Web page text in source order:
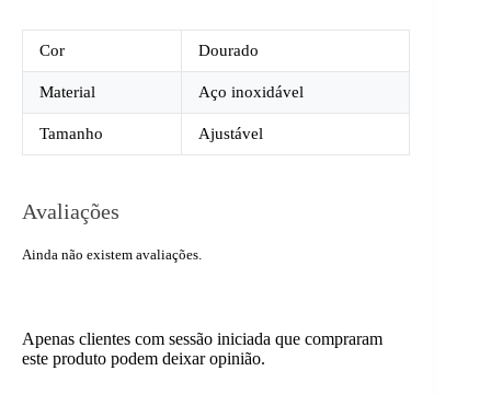
Cor Dourado
Material Aço inoxidável
Tamanho Ajustável
Avaliações
Ainda não existem avaliações.
Apenas clientes com sessão iniciada que compraram
este produto podem deixar opinião.